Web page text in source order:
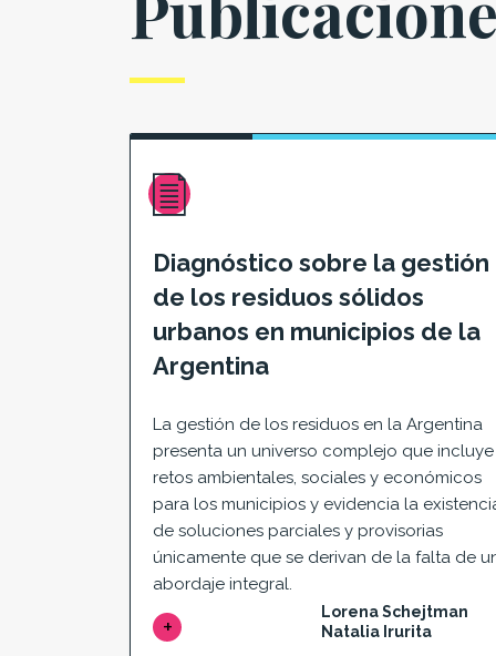
Diagnóstico sobre la gestión
de los residuos sólidos
urbanos en municipios de la
Argentina
La gestión de los residuos en la Argentina
presenta un universo complejo que incluye
retos ambientales, sociales y económicos
para los municipios y evidencia la
de soluciones parciales y provisorias
únicamente que se derivan de la falta de
abordaje integral.
Lorena Schejtman
Natalia Irurita